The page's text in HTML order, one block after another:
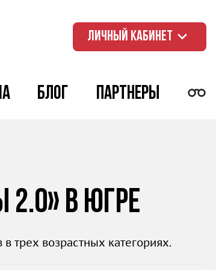
ЛИЧНЫЙ КАБИНЕТ
Блог Партнеры
в Югре
трех возрастных категориях.